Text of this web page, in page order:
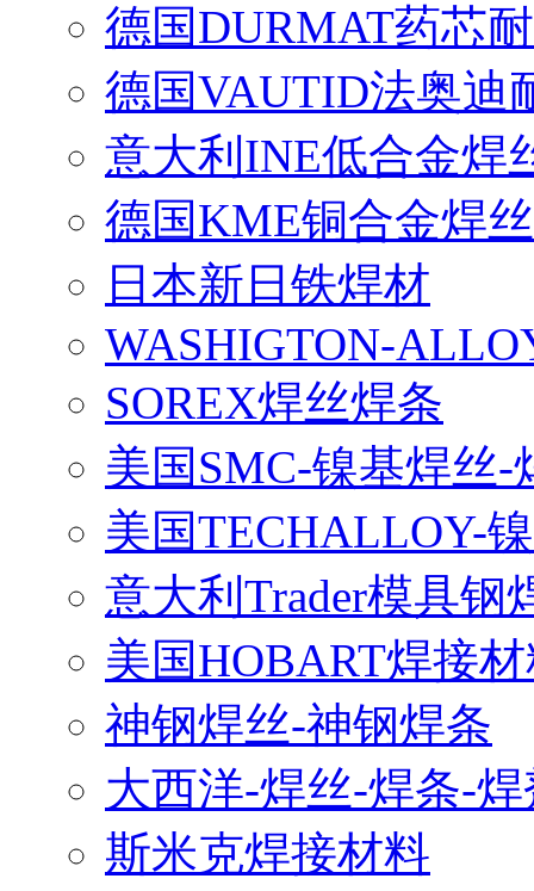
德国DURMAT药芯
德国VAUTID法奥迪
意大利INE低合金焊
德国KME铜合金焊丝
日本新日铁焊材
WASHIGTON-
SOREX焊丝焊条
美国SMC-镍基焊丝-
美国TECHALLOY-
意大利Trader模具钢
美国HOBART焊接
神钢焊丝-神钢焊条
大西洋-焊丝-焊条-焊
斯米克焊接材料